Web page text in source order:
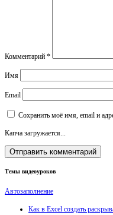
Комментарий *
Имя
Email
Сохранить моё имя, email и
Капча загружается...
Темы видеоуроков
Автозаполнение
Как в Excel создать